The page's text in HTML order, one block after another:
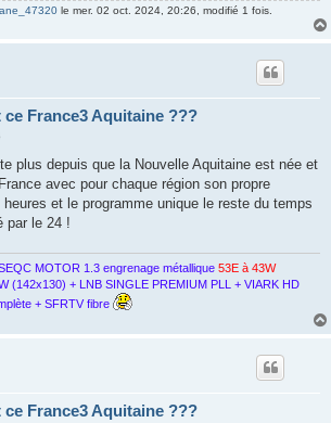
le mer. 02 oct. 2024, 20:26, modifié 1 fois.
France3 Aquitaine ???
plus depuis que la Nouvelle Aquitaine est née et
avec pour chaque région son propre
et le programme unique le reste du temps
par le 24 !
MOTOR 1.3 engrenage métallique 53E à 43W
(142x130) + LNB SINGLE PREMIUM PLL + VIARK HD
+ SFRTV fibre
France3 Aquitaine ???